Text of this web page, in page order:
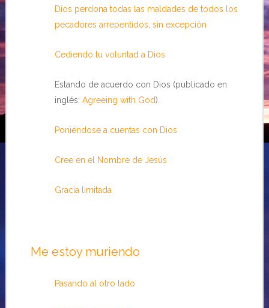
Dios perdona todas las maldades de todos los
pecadores arrepentidos, sin excepción
Cediendo tu voluntad a Dios
Estando de acuerdo con Dios (publicado en
inglés: Agreeing with God).
Poniéndose a cuentas con Dios
Cree en el Nombre de Jesús
Gracia limitada
Me estoy muriendo
Pasando al otro lado